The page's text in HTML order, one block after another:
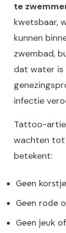
te
kwetsbaar,
kunnen
zwembad,
dat water is
infectie
Tattoo-
wachten tot
betekent:
Geen
Geen rode
Geen jeuk